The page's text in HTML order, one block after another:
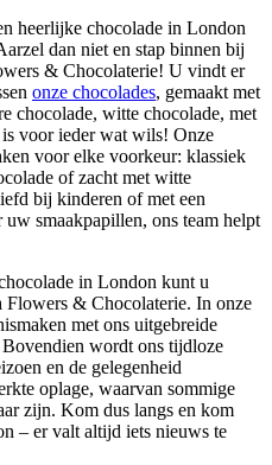
heerlijke chocolade in London
dan niet en stap binnen bij
& Chocolaterie! U vindt er
onze chocolades, gemaakt met
chocolade, witte chocolade, met
voor ieder wat wils! Onze
voor elke voorkeur: klassiek
of zacht met witte
bij kinderen of met een
smaakpapillen, ons team helpt
in London kunt u
Flowers & Chocolaterie. In onze
met ons uitgebreide
Bovendien wordt ons tijdloze
en de gelegenheid
oplage, waarvan sommige
zijn. Kom dus langs en kom
– er valt altijd iets nieuws te